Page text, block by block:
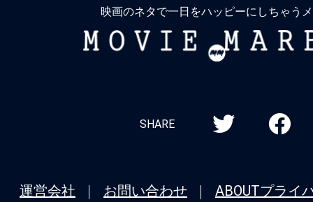
映画のネタで一日をハッピーにしちゃう
MOVIE
SHARE
運営会社 お問い合わせ ABOUTプライ